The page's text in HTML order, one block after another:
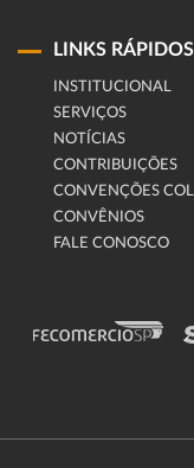
LINKS RÁPIDOS
INSTITUCIONAL
SERVIÇOS
NOTÍCIAS
CONTRIBUIÇÕES
CONVENÇÕES
CONVÊNIOS
FALE CONOSCO